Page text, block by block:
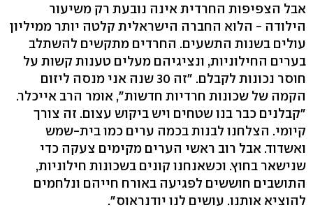
אבל הצפיפות החרדית אינה נובעת רק משיעור
הילודה - הלוא החברה הישראלית קלטה יותר ממיליון
עולים בשנות התשעים. החרדים מתקשים להשתלב
בערים החילוניות, ונציגיהם מעלים טענות קשות על
חוסר נכונות לקבלם. "זה 30 שנה אני מנסה ליזום
הקמה של שכונות חרדיות חדשות", אומר הרב אייכלר.
"קבלנים כבר בנו שטחים ויש ביקוש עצום. זה צורך
קיומי. הצלחנו לבנות בכמה ערים כמו בית-שמש
ואשדוד. אבל רוב ראשי הערים מקימים צעקה כדי
שנישאר בחוץ. וכשאנחנו קונים בשכונות חילוניות,
התושבים חוששים לפגיעה באורח חייהם ונלחמים
להוציא אותנו. עושים לנו יודנראוס".